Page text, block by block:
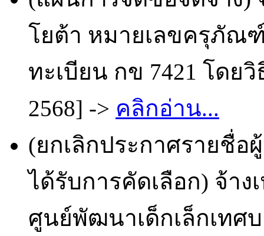
โยต้า หมายเลขครุภัณฑ์
ทะเบียน กข 7421 โดย
2568] -> คลิกอ่าน...
(ยกเลิกประกาศรายชื่อ
ได้รับการคัดเลือก) จ้าง
ศูนย์พัฒนาเด็กเล็กเทศ